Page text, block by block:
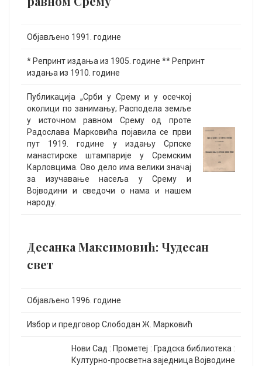
Објављено 1991. године
* Репринт издања из 1905. године ** Репринт
издања из 1910. године
Публикација „Срби у Срему и у осечкој
околици по занимању; Расподела земље
у источном равном Срему од проте
Радослава Марковића појавила се први
пут 1919. године у издању Српске
манастирске штампарије у Сремским
Карловцима. Ово дело има велики значај
за изучавање насеља у Срему и
Војводини и сведочи о нама и нашем
народу.
Десанка Максимовић: Чудесан
свет
Објављено 1996. године
Избор и предговор Слободан Ж. Марковић
Нови Сад : Прометеј : Градска библиотека :
Културно-просветна заједница Војводине